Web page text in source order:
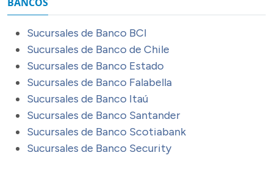
Sucursales de Banco BCI
Sucursales de Banco de Chile
Sucursales de Banco Estado
Sucursales de Banco Falabella
Sucursales de Banco Itaú
Sucursales de Banco Santander
Sucursales de Banco Scotiabank
Sucursales de Banco Security